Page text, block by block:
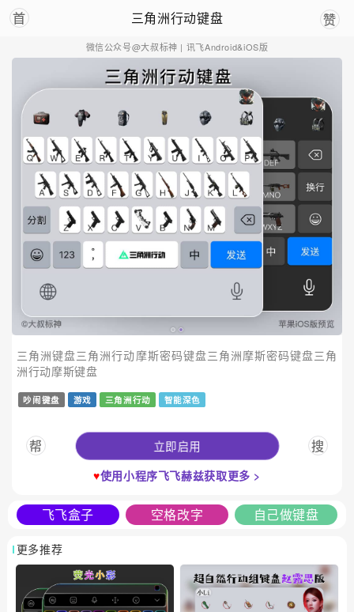
首 三角洲行动键盘 赞
微信公众号@大叔标神 | 讯飞Android&iOS版
三角洲键盘三角洲行动摩斯密码键盘三角洲摩斯密码键盘三角
洲行动摩斯键盘
吵闹键盘 游戏 三角洲行动 智能深色
帮 搜
立即启用
♥使用小程序飞飞赫兹获取更多 >
飞飞盒子 空格改字 自己做键盘
更多推荐